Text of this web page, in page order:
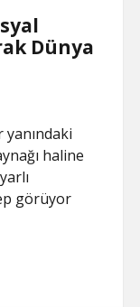
Dünya
haline
görüyor